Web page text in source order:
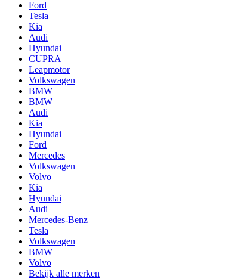
Ford
Tesla
Kia
Audi
Hyundai
CUPRA
Leapmotor
Volkswagen
BMW
BMW
Audi
Kia
Hyundai
Ford
Mercedes
Volkswagen
Volvo
Kia
Hyundai
Audi
Mercedes-Benz
Tesla
Volkswagen
BMW
Volvo
Bekijk alle merken